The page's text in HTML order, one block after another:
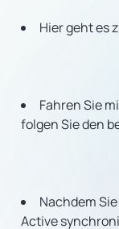
Hier geht es
Fahren Sie
folgen Sie den
Nachdem
Active